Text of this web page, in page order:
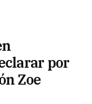
por
Zoe